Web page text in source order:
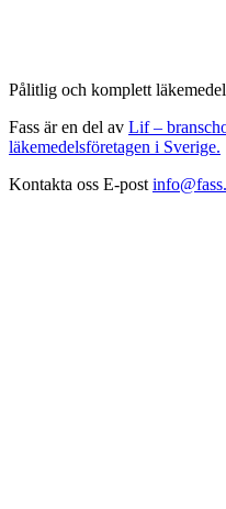
Pålitlig och komplett
Fass är en del av Lif –
läkemedelsföretagen i Sverige.
Kontakta oss E-post